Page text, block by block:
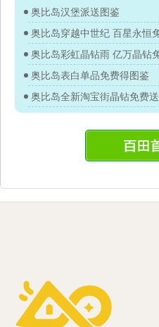
奥比岛汉堡派送图鉴
奥比岛表白单品免费得图鉴
奥比岛全新淘宝街晶钻免费送